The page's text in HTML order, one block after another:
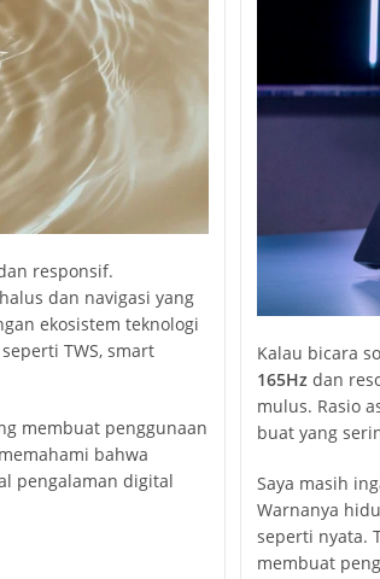
responsif.
dan navigasi yang
ekosistem teknologi
TWS, smart
membuat penggunaan
bahwa
pengalaman digital
Kalau bicara
165Hz dan
mulus. Rasio
buat yang
Saya masih
Warnanya
seperti nyata.
membuat